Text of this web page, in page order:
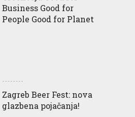
Business Good for
People Good for Planet
Zagreb Beer Fest: nova
glazbena pojačanja!